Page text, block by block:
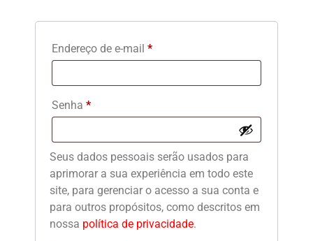
Endereço de e-mail *
Senha *
Seus dados pessoais serão usados para
aprimorar a sua experiência em todo este
site, para gerenciar o acesso a sua conta e
para outros propósitos, como descritos em
nossa política de privacidade.